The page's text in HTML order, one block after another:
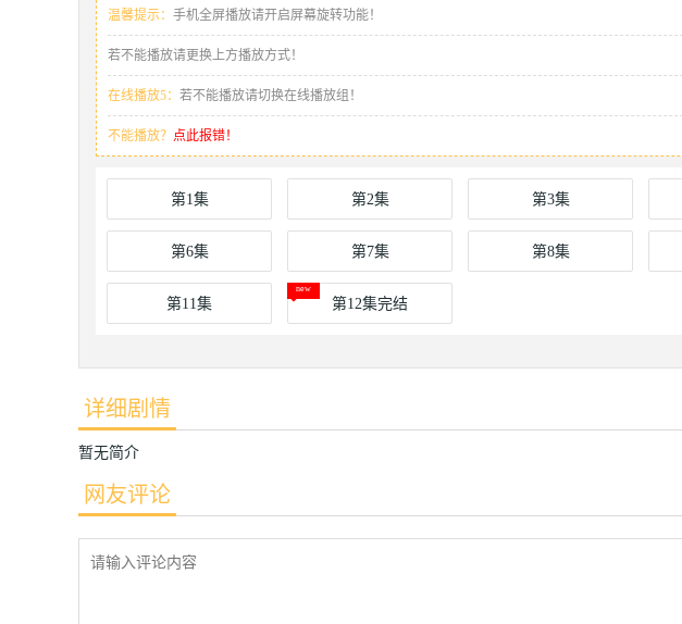
温馨提示： 手机全屏播放请开启屏幕旋转功能！
若不能播放请更换上方播放方式！
在线播放5： 若不能播放请切换在线播放组！
不能播放？ 点此报错！
第1集 第2集 第3集
第6集 第7集 第8集
第11集 第12集完结
详细剧情
暂无简介
网友评论